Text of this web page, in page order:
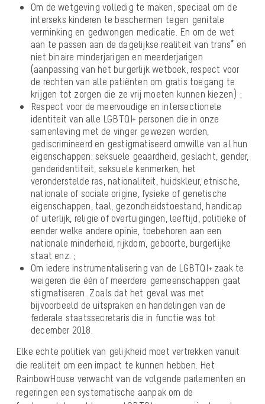
Om de wetgeving volledig te maken, speciaal om de
interseks kinderen te beschermen tegen genitale
verminking en gedwongen medicatie. En om de wet
aan te passen aan de dagelijkse realiteit van trans* en
niet binaire minderjarigen en meerderjarigen
(aanpassing van het burgerlijk wetboek, respect voor
de rechten van alle patiënten om gratis toegang te
krijgen tot zorgen die ze vrij moeten kunnen kiezen) ;
Respect voor de meervoudige en intersectionele
identiteit van alle LGBTQI+ personen die in onze
samenleving met de vinger gewezen worden,
gediscrimineerd en gestigmatiseerd omwille van al hun
eigenschappen: seksuele geaardheid, geslacht, gender,
genderidentiteit, seksuele kenmerken, het
veronderstelde ras, nationaliteit, huidskleur, etnische,
nationale of sociale origine, fysieke of genetische
eigenschappen, taal, gezondheidstoestand, handicap
of uiterlijk, religie of overtuigingen, leeftijd, politieke of
eender welke andere opinie, toebehoren aan een
nationale minderheid, rijkdom, geboorte, burgerlijke
staat enz. ;
Om iedere instrumentalisering van de LGBTQI+ zaak te
weigeren die één of meerdere gemeenschappen gaat
stigmatiseren. Zoals dat het geval was met
bijvoorbeeld de uitspraken en handelingen van de
federale staatssecretaris die in functie was tot
december 2018.
Elke echte politiek van gelijkheid moet vertrekken vanuit
die realiteit om een impact te kunnen hebben. Het
RainbowHouse verwacht van de volgende parlementen en
regeringen een systematische aanpak om de